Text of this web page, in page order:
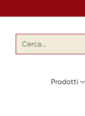
Cerca…
Prodotti